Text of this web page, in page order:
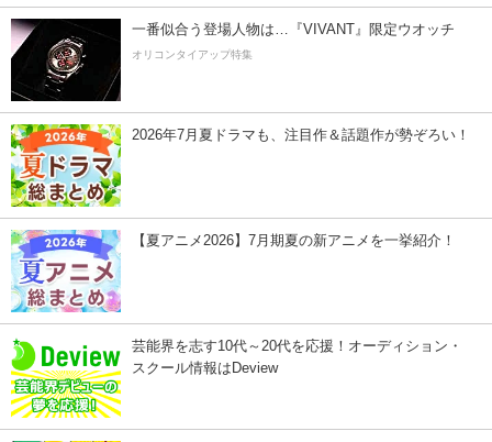
一番似合う登場人物は…『VIVANT』限定ウオッチ
オリコンタイアップ特集
2026年7月夏ドラマも、注目作＆話題作が勢ぞろい！
【夏アニメ2026】7月期夏の新アニメを一挙紹介！
芸能界を志す10代～20代を応援！オーディション・
スクール情報はDeview